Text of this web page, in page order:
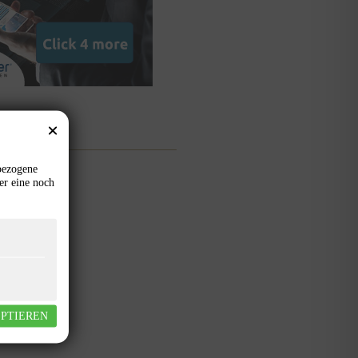
Juli 2026
eine noch